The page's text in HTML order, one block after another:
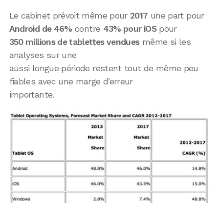
Le cabinet prévoit même pour2017 une part pour
Android de 46% contre 43% pour iOSpour
350 millions de tablettes venduesmême si les
analyses sur une
aussi longue période restent tout de même peu
fiables avec une marge d’erreur
importante.